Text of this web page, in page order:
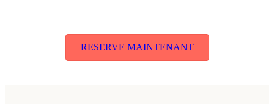
RESERVE MAINTENANT